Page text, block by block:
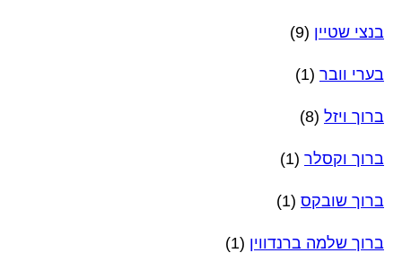
בנצי שטיין (9)
בערי וובר (1)
ברוך ויזל (8)
ברוך וקסלר (1)
ברוך שובקס (1)
ברוך שלמה ברנדווין (1)